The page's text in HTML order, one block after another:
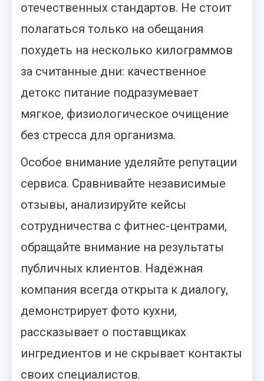
отечественных стандартов. Не стоит
полагаться только на обещания
похудеть на несколько килограммов
за считанные дни: качественное
детокс питание подразумевает
мягкое, физиологическое очищение
без стресса для организма.
Особое внимание уделяйте репутации
сервиса. Сравнивайте независимые
отзывы, анализируйте кейсы
сотрудничества с фитнес-центрами,
обращайте внимание на результаты
публичных клиентов. Надёжная
компания всегда открыта к диалогу,
демонстрирует фото кухни,
рассказывает о поставщиках
ингредиентов и не скрывает контакты
своих специалистов.